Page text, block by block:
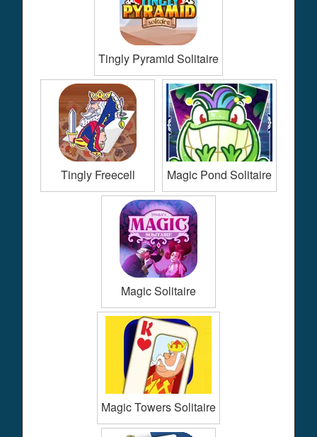
Tingly Pyramid Solitaire
Tingly Freecell Magic Pond Solitaire
Magic Solitaire
Magic Towers Solitaire